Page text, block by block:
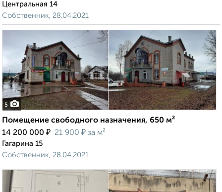
Центральная 14
Собственник, 28.04.2021
5
Помещение свободного назначения, 650 м²
14 200 000 ₽ 21 900 ₽ за м²
Гагарина 15
Собственник, 28.04.2021